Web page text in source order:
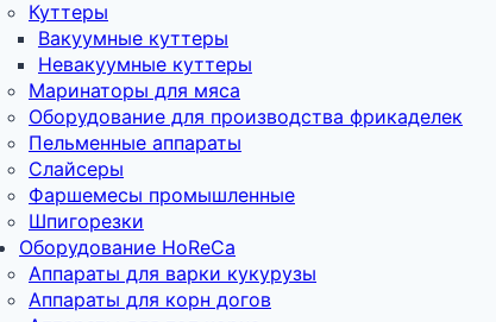
Куттеры
Вакуумные куттеры
Невакуумные куттеры
Маринаторы для мяса
Оборудование для производства фрикаделек
Пельменные аппараты
Слайсеры
Фаршемесы промышленные
Шпигорезки
Оборудование HoReCa
Аппараты для варки кукурузы
Аппараты для корн догов